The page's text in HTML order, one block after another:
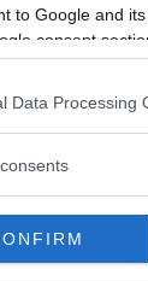
to Google and
consent
Data Processing
kort
av